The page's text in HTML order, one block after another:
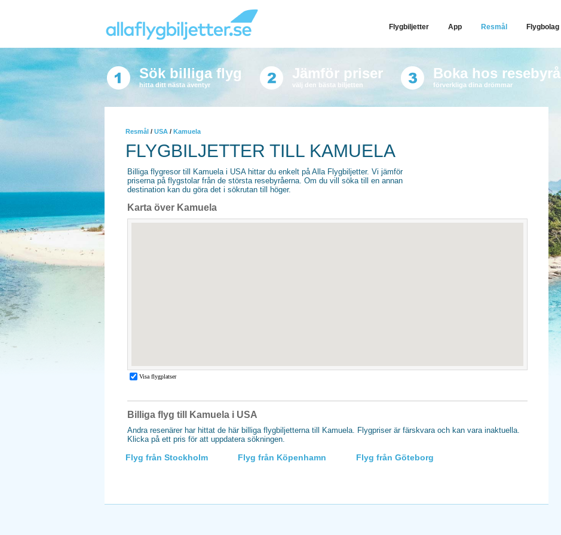
Flygbiljetter App Resmål Flygbolag
Sök billiga flyg
hitta ditt nästa äventyr
Jämför priser
välj den bästa biljetten
Boka hos resebyrå
förverkliga dina drömmar
Resmål / USA / Kamuela
FLYGBILJETTER TILL KAMUELA
Billiga flygresor till Kamuela i USA hittar du enkelt på Alla Flygbiljetter. Vi jämför
priserna på flygstolar från de största resebyråerna. Om du vill söka till en annan
destination kan du göra det i sökrutan till höger.
Karta över Kamuela
Billiga flyg till Kamuela i USA
Andra resenärer har hittat de här billiga flygbiljetterna till Kamuela. Flygpriser är färskvara och kan vara inaktuella.
Klicka på ett pris för att uppdatera sökningen.
Flyg från Stockholm Flyg från Köpenhamn Flyg från Göteborg